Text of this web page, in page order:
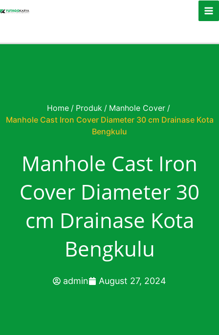
Home / Produk / Manhole Cover /
Manhole Cast Iron Cover Diameter 30 cm Drainase Kota
Bengkulu
Manhole Cast Iron
Cover Diameter 30
cm Drainase Kota
Bengkulu
admin August 27, 2024